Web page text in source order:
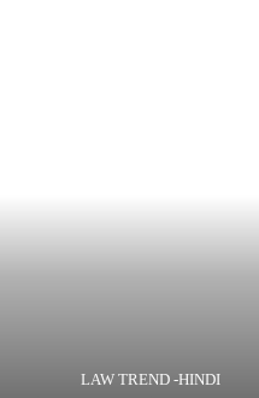
LAW TREND -HINDI